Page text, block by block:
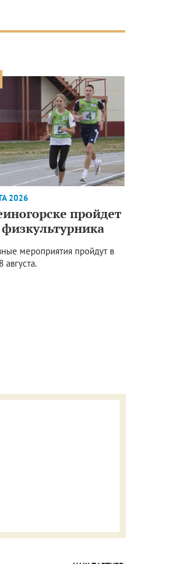
2026
пройдет
мероприятия пройдут в
августа.